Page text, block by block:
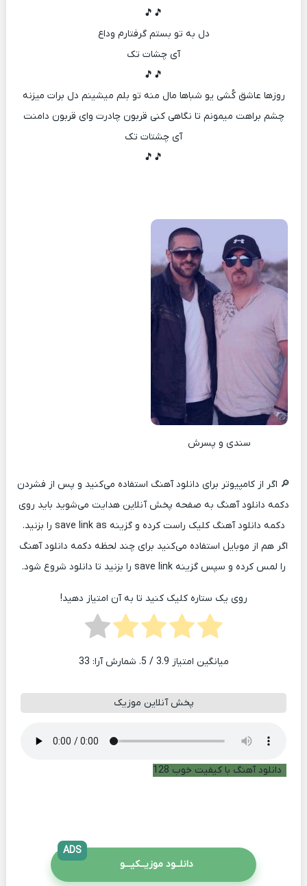
🎵🎵
دل به تو بستم گرفتارم وداع
آی چشات تک
🎵🎵
روزها عاشق کُشی یو شباها مال منه تو بلم میشینم دل برات میزنه
چشم براهت میمونم تا نگاهی کنی قربون چادرت وای قربون دامنت
آی چشتات تک
🎵🎵
سندی و پسرش
🔎 اگر از کامپیوتر برای دانلود آهنگ استفاده می‌کنید و پس از فشردن
دکمه دانلود آهنگ به صفحه پخش آنلاین هدایت می‌شوید باید روی
دکمه دانلود آهنگ کلیک راست کرده و گزینه save link as را بزنید.
اگر هم از موبایل استفاده می‌کنید برای چند لحظه دکمه دانلود آهنگ
را لمس کرده و سپس گزینه save link را بزنید تا دانلود شروع شود.
روی یک ستاره کلیک کنید تا به آن امتیاز دهید!
میانگین امتیاز 3.9 / 5. شمارش آرا: 33
پخش آنلاین موزیک
دانلود آهنگ با کیفیت خوب 128
دانلــود موزیــکیـــو
ADS